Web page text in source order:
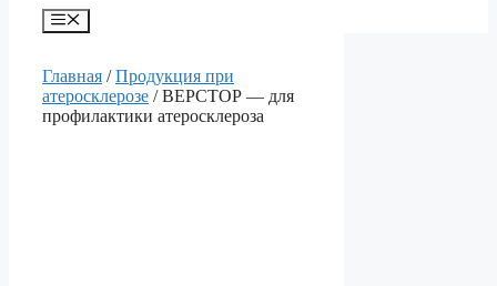
Меню
Главная /Продукция при
атеросклерозе / ВЕРСТОР — для
профилактики атеросклероза